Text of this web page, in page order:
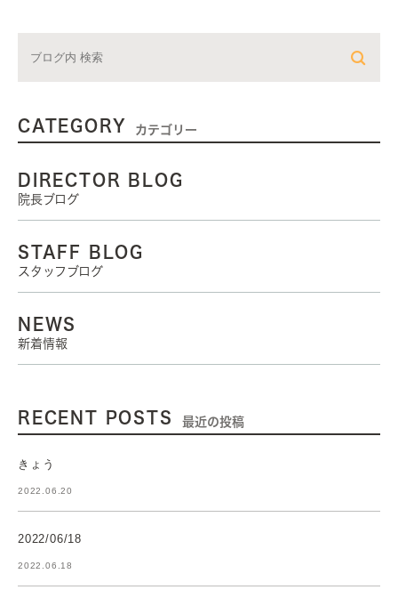
CATEGORY カテゴリー
DIRECTOR BLOG
院長ブログ
STAFF BLOG
スタッフブログ
NEWS
新着情報
RECENT POSTS 最近の投稿
きょう
2022.06.20
2022/06/18
2022.06.18